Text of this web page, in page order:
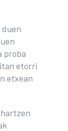
proba
etorri
etxean